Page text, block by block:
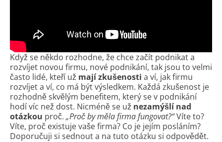
Když se někdo rozhodne, že chce začít podnikat a
rozvíjet novou firmu, nové podnikání, tak jsou to velmi
často lidé, kteří už mají zkušenosti a ví, jak firmu
rozvíjet a ví, co má být výsledkem. Každá zkušenost je
rozhodně skvělým benefitem, který se v podnikání
hodí víc než dost. Nicméně se už nezamýšlí nad
otázkou proč. „Proč by měla firma fungovat?“Víte to?
Víte, proč existuje vaše firma? Co je jejím posláním?
Doporučuji si sednout a na tuto otázku si odpovědět.